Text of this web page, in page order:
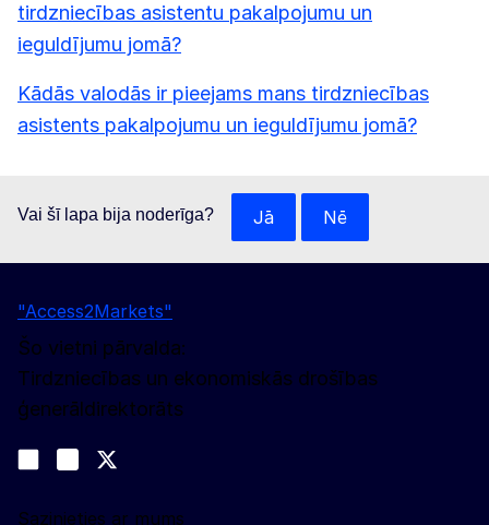
tirdzniecības asistentu pakalpojumu un
ieguldījumu jomā?
Kādās valodās ir pieejams mans tirdzniecības
asistents pakalpojumu un ieguldījumu jomā?
Vai šī lapa bija noderīga? Jā Nē
"Access2Markets"
Šo vietni pārvalda:
Tirdzniecības un ekonomiskās drošības
ģenerāldirektorāts
Join us on LinkedIn
Trade-Off podcast
Sazinieties ar mums